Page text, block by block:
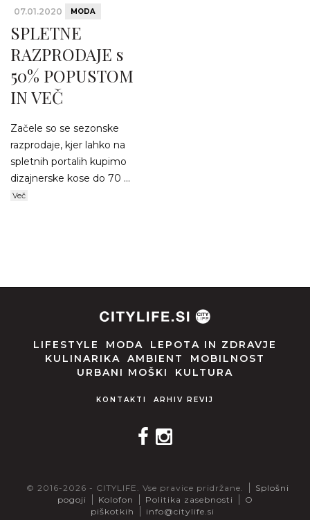
07.01.2020 MODA
SPLETNE
RAZPRODAJE s
50% POPUSTOM
IN VEČ
Začele so se sezonske
razprodaje, kjer lahko na
spletnih portalih kupimo
dizajnerske kose do 70 ...
Več
LIFESTYLE MODA
LEPOTA IN ZDRAVJE
KULINARIKA
AMBIENT
MOBILNOST
URBANI MOŠKI
KULTURA
KONTAKTI ARHIV REVIJ
© 2016-2026 - CITYLIFE. Vse pravice pridržane.
Splošni
pogoji
Kolofon Politika zasebnosti
O
piškotkih
info@citylife.si